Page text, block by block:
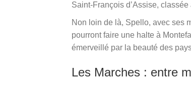
Saint-François d’Assise,
Non loin de là, Spello, avec ses
pourront faire une halte à
émerveillé par la beauté des
Les Marches : entre